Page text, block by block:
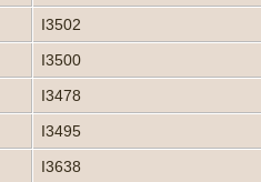
I3502
I3500
I3478
I3495
I3638